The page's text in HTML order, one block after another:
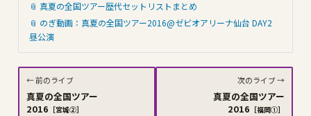
📎 真夏の全国ツアー歴代セットリストまとめ
📎 のぎ動画：真夏の全国ツアー2016@ゼビオアリーナ仙台 DAY2
昼公演
← 前のライブ
真夏の全国ツアー
2016 ［宮城②］
次のライブ →
真夏の全国ツアー
2016 ［福岡①］